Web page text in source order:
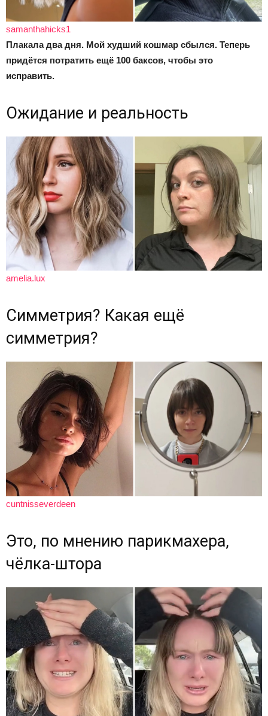
samanthahicks1
Плакала два дня. Мой худший кошмар сбылся. Теперь
придётся потратить ещё 100 баксов, чтобы это
исправить.
Ожидание и реальность
amelia.lux
Симметрия? Какая ещё
симметрия?
cuntnisseverdeen
Это, по мнению парикмахера,
чёлка-штора